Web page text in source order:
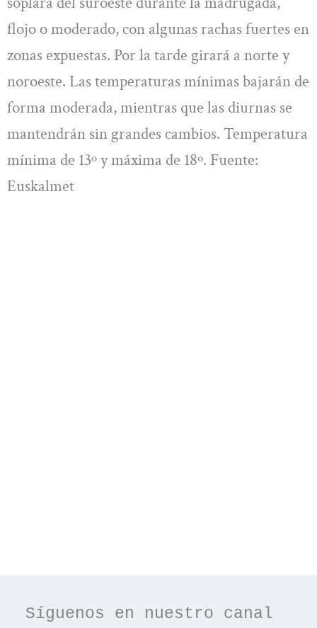
flojo o moderado, con algunas rachas fuertes en
zonas expuestas. Por la tarde girará a norte y
noroeste. Las temperaturas mínimas bajarán de
forma moderada, mientras que las diurnas se
mantendrán sin grandes cambios. Temperatura
mínima de 13º y máxima de 18º. Fuente:
Euskalmet
Síguenos en nuestro canal